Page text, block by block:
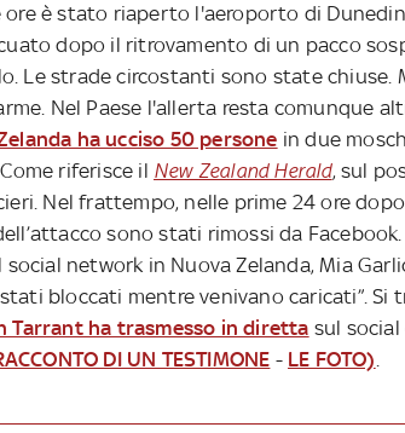
è stato riaperto l'aeroporto di
dopo il ritrovamento di un pacco
Le strade circostanti sono state chiuse.
Nel Paese l'allerta resta comunque
ha ucciso 50 persone in due
riferisce il New Zealand Herald, sul
Nel frattempo, nelle prime 24 ore dopo
sono stati rimossi da
network in Nuova Zelanda, Mia
bloccati mentre venivano caricati”. Si
Tarrant ha trasmesso in diretta sul
DI UN TESTIMONE - LE FOTO).